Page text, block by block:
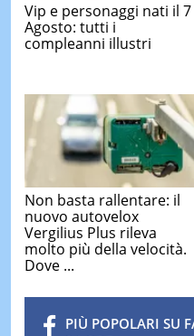
Vip e personaggi nati il 7
Agosto: tutti i
compleanni illustri
Non basta rallentare: il
nuovo autovelox
Vergilius Plus rileva
molto più della velocità.
Dove ...
PIÙ POPOLARI SU